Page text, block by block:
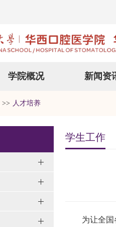
学院概况 新闻资
>> 人才培养
学生工作
为让全国各